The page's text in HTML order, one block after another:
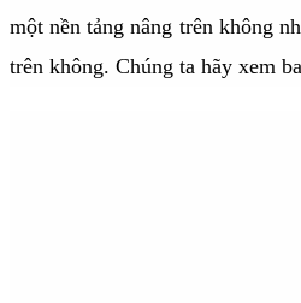
một nền tảng nâng trên không
trên không. Chúng ta hãy xem